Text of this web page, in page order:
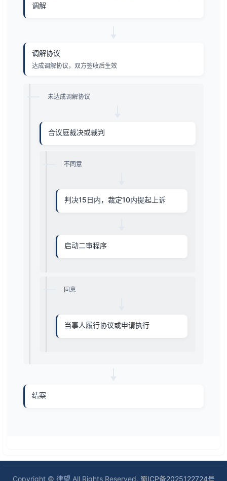
调解
调解协议
达成调解协议，双方签收后生效
未达成调解协议
合议庭裁决或裁判
不同意
判决15日内，裁定10内提起上诉
启动二审程序
同意
当事人履行协议或申请执行
结案
Copyright © 律望 All Rights Reserved. 蜀ICP备2025122724号